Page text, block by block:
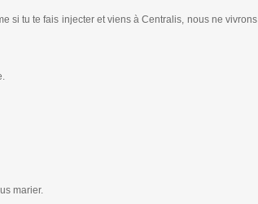
si tu te fais injecter et viens à Centralis, nous ne vivrons
marier.